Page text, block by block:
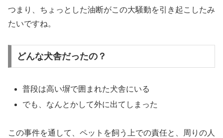
つまり、ちょっとした油断がこの大騒動を引き起こしたみ
たいですね。
どんな犬舎だったの？
普段は高い塀で囲まれた犬舎にいる
でも、なんとかして外に出てしまった
この事件を通して、ペットを飼う上での責任と、周りの人